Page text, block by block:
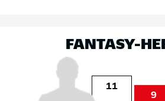
FANTASY-
11
9